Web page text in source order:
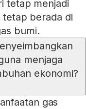
tetap menjadi
berada di
bumi.
menjaga
ekonomi?
gas